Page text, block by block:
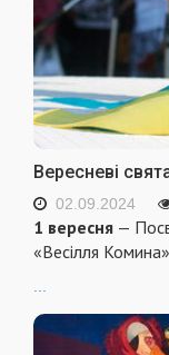
Вересневі
02.09.2024
1 вересня —
«Весілля
...